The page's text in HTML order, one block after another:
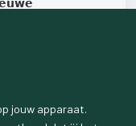
jouw apparaat.